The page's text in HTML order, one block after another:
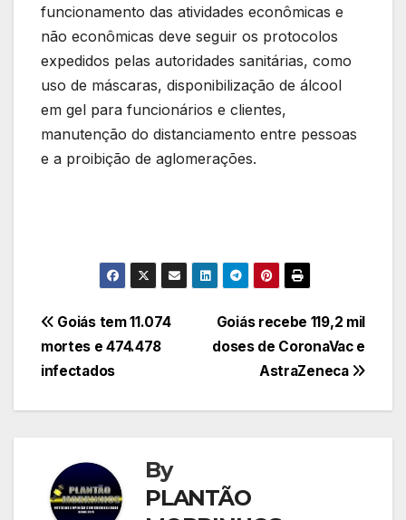
funcionamento das atividades econômicas e
não econômicas deve seguir os protocolos
expedidos pelas autoridades sanitárias, como
uso de máscaras, disponibilização de álcool
em gel para funcionários e clientes,
manutenção do distanciamento entre pessoas
e a proibição de aglomerações.
Navegação
de
Post
Goiás recebe 119,2 mil
doses de CoronaVac e
AstraZeneca
Goiás tem 11.074
mortes e 474.478
infectados
By
PLANTÃO